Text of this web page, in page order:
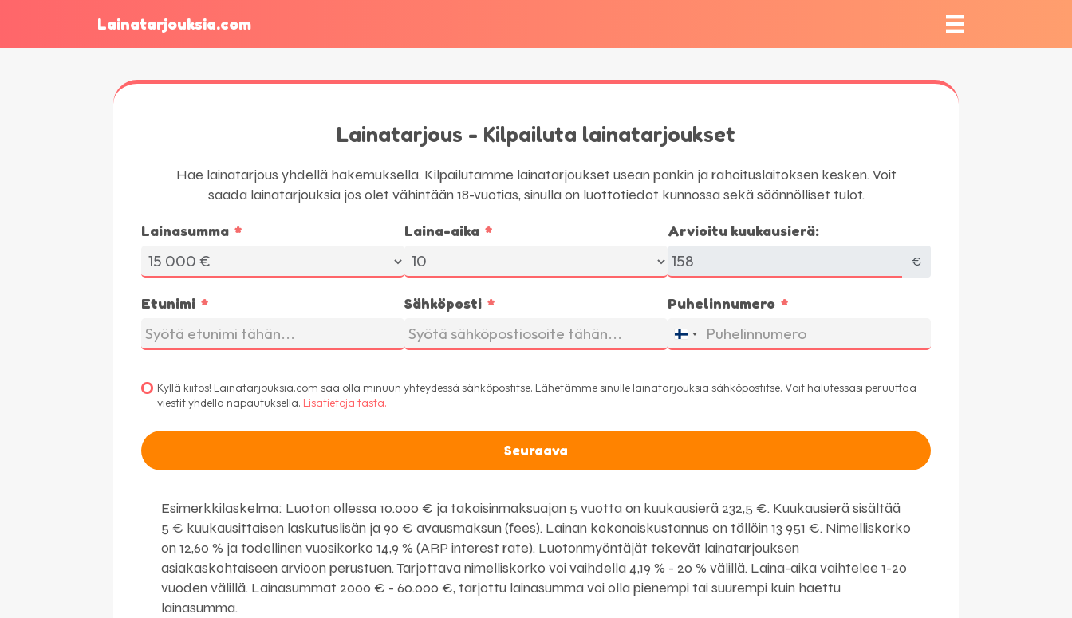
Lainatarjouksia.com
Lainatarjous - Kilpailuta lainatarjoukset
Hae lainatarjous yhdellä hakemuksella. Kilpailutamme lainatarjoukset usean pankin ja rahoituslaitoksen kesken. Voit
saada lainatarjouksia jos olet vähintään 18-vuotias, sinulla on luottotiedot kunnossa sekä säännölliset tulot.
Lainasumma Laina-aika Arvioitu kuukausierä:
€
Etunimi Sähköposti Puhelinnumero
F
5
8
Kyllä kiitos! Lainatarjouksia.com saa olla minuun yhteydessä sähköpostitse. Lähetämme sinulle lainatarjouksia sähköpostitse. Voit halutessasi peruuttaa
viestit yhdellä napautuksella. Lisätietoja tästä.
Seuraava
Esimerkkilaskelma: Luoton ollessa 10.000 € ja takaisinmaksuajan 5 vuotta on kuukausierä 232,5 €. Kuukausierä sisältää
5 € kuukausittaisen laskutuslisän ja 90 € avausmaksun (fees). Lainan kokonaiskustannus on tällöin 13 951 €. Nimelliskorko
on 12,60 % ja todellinen vuosikorko 14,9 % (ARP interest rate). Luotonmyöntäjät tekevät lainatarjouksen
asiakaskohtaiseen arvioon perustuen. Tarjottava nimelliskorko voi vaihdella 4,19 % - 20 % välillä. Laina-aika vaihtelee 1-20
vuoden välillä. Lainasummat 2000 € - 60.000 €, tarjottu lainasumma voi olla pienempi tai suurempi kuin haettu
lainasumma.